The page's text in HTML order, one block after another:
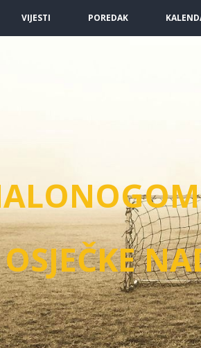
VIJESTI POREDAK
OSJEČKE